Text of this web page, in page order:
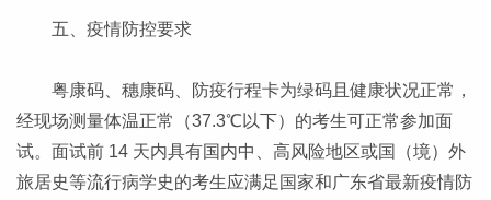
五、疫情防控要求
粤康码、穗康码、防疫行程卡为绿码且健康状况正常，
经现场测量体温正常（37.3℃以下）的考生可正常参加面
试。面试前 14 天内具有国内中、高风险地区或国（境）外
旅居史等流行病学史的考生应满足国家和广东省最新疫情防